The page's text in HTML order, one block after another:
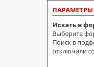
Искать в
Выберите
Поиск в
отключили